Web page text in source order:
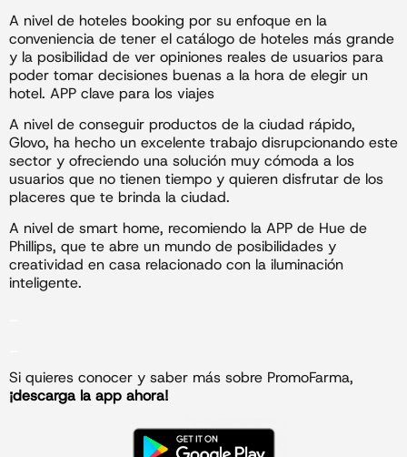
A nivel de hoteles booking por su enfoque en la
conveniencia de tener el catálogo de hoteles más grande
y la posibilidad de ver opiniones reales de usuarios para
poder tomar decisiones buenas a la hora de elegir un
hotel. APP clave para los viajes
A nivel de conseguir productos de la ciudad rápido,
Glovo, ha hecho un excelente trabajo disrupcionando este
sector y ofreciendo una solución muy cómoda a los
usuarios que no tienen tiempo y quieren disfrutar de los
placeres que te brinda la ciudad.
A nivel de smart home, recomiendo la APP de Hue de
Phillips, que te abre un mundo de posibilidades y
creatividad en casa relacionado con la iluminación
inteligente.
Si quieres conocer y saber más sobre PromoFarma,
¡descarga la app ahora!